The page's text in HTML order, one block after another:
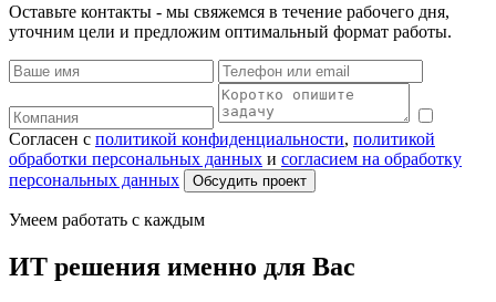
Оставьте контакты - мы свяжемся в течение рабочего дня,
уточним цели и предложим оптимальный формат работы.
Согласен с политикой конфиденциальности, политикой
обработки персональных данных и согласием на обработку
персональных данных
Обсудить проект
Умеем работать с каждым
ИТ решения именно для Вас